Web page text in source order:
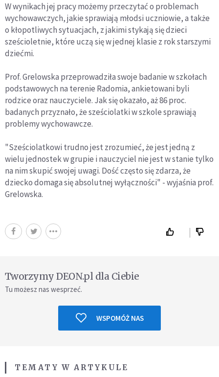
W wynikach jej pracy możemy przeczytać o problemach
wychowawczych, jakie sprawiają młodsi uczniowie, a także
o kłopotliwych sytuacjach, z jakimi stykają się dzieci
sześcioletnie, które uczą się w jednej klasie z rok starszymi
dziećmi.
Prof. Grelowska przeprowadziła swoje badanie w szkołach
podstawowych na terenie Radomia, ankietowani byli
rodzice oraz nauczyciele. Jak się okazało, aż 86 proc.
badanych przyznało, że sześciolatki w szkole sprawiają
problemy wychowawcze.
"Sześciolatkowi trudno jest zrozumieć, że jest jedną z
wielu jednostek w grupie i nauczyciel nie jest w stanie tylko
na nim skupić swojej uwagi. Dość często się zdarza, że
dziecko domaga się absolutnej wyłączności" - wyjaśnia prof.
Grelowska.
Tworzymy DEON.pl dla Ciebie
Tu możesz nas wesprzeć.
WSPOMÓŻ NAS
TEMATY W ARTYKULE